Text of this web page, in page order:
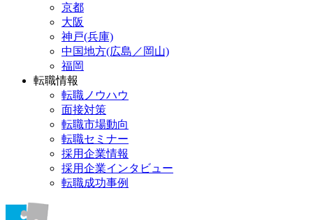
京都
大阪
神戸(兵庫)
中国地方(広島／岡山)
福岡
転職情報
転職ノウハウ
面接対策
転職市場動向
転職セミナー
採用企業情報
採用企業インタビュー
転職成功事例